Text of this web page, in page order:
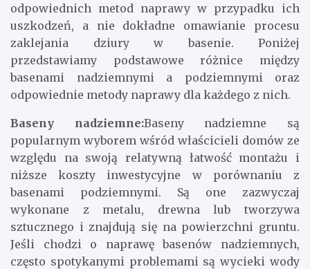
odpowiednich metod naprawy w przypadku ich
uszkodzeń, a nie dokładne omawianie procesu
zaklejania dziury w basenie. Poniżej
przedstawiamy podstawowe różnice między
basenami nadziemnymi a podziemnymi oraz
odpowiednie metody naprawy dla każdego z nich.
Baseny nadziemne:Baseny nadziemne są
popularnym wyborem wśród właścicieli domów ze
względu na swoją relatywną łatwość montażu i
niższe koszty inwestycyjne w porównaniu z
basenami podziemnymi. Są one zazwyczaj
wykonane z metalu, drewna lub tworzywa
sztucznego i znajdują się na powierzchni gruntu.
Jeśli chodzi o naprawę basenów nadziemnych,
często spotykanymi problemami są wycieki wody